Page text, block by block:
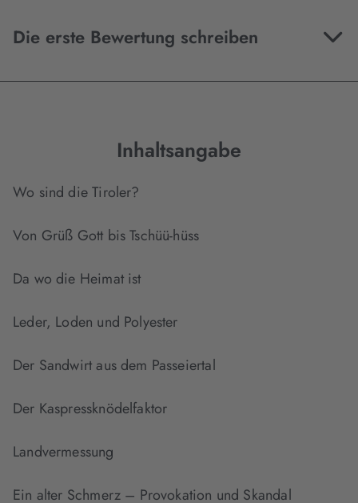
Die erste Bewertung schreiben
Inhaltsangabe
Wo sind die Tiroler?
Von Grüß Gott bis Tschüü-hüss
Da wo die Heimat ist
Leder, Loden und Polyester
Der Sandwirt aus dem Passeiertal
Der Kaspressknödelfaktor
Landvermessung
Ein alter Schmerz – Provokation und Skandal